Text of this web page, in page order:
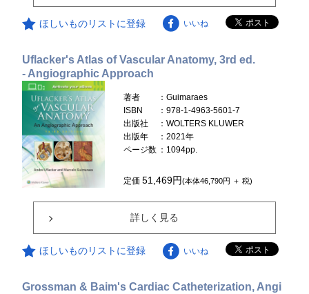
ほしいものリストに登録 いいね
Uflacker's Atlas of Vascular Anatomy, 3rd ed.
- Angiographic Approach
著者
：Guimaraes
ISBN
：978-1-4963-5601-7
出版社
：WOLTERS KLUWER
出版年
：2021年
ページ数 ：1094pp.
定価51,469円(本体46,790円 ＋ 税)
詳しく見る
ほしいものリストに登録 いいね
Grossman & Baim's Cardiac Catheterization, Angi